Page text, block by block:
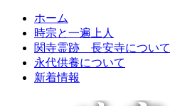
ホーム
時宗と一遍上人
関寺霊跡 長安寺について
永代供養について
新着情報